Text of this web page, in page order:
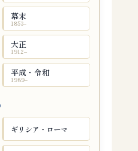
幕末
1853–
大正
1912–
平成・令和
1989–
ギリシア・ローマ